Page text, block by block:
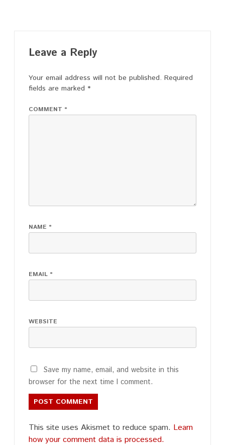
Leave a Reply
Your email address will not be published. Required
fields are marked *
COMMENT *
NAME *
EMAIL *
WEBSITE
Save my name, email, and website in this
browser for the next time I comment.
This site uses Akismet to reduce spam. Learn
how your comment data is processed.